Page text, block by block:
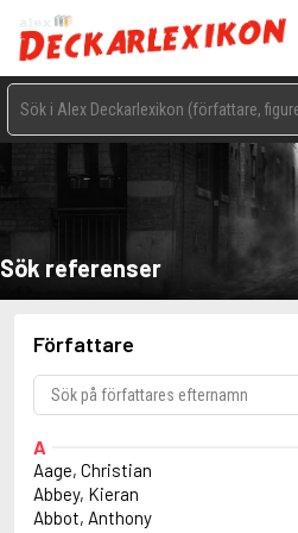
Sök referenser
Författare
A
Aage, Christian
Abbey, Kieran
Abbot, Anthony